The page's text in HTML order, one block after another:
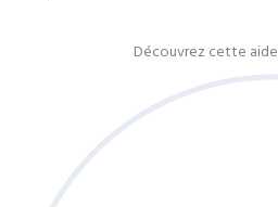
Découvrez cette aide